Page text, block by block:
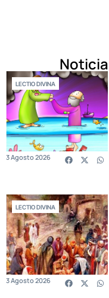
LECTIO DIVINA
3 Agosto 2026
LECTIO DIVINA
3 Agosto 2026